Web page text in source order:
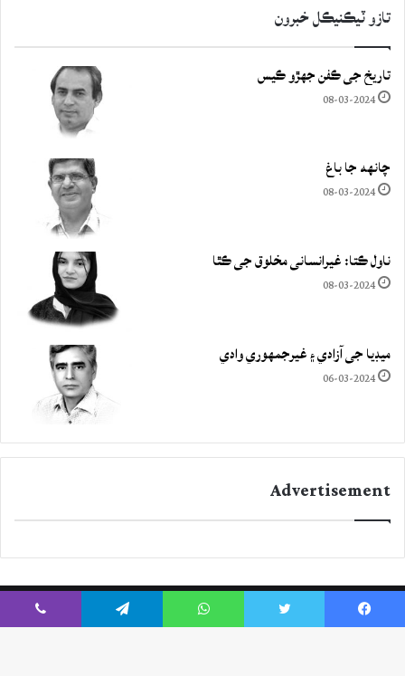
تازو ٽيڪنيڪل خبرون
تاريخ جي ڪفن جھڙو ڪيس
08-03-2024
چانهه جا باغ
08-03-2024
ناول ڪتا: غيرانساني مخلوق جي ڪٿا
08-03-2024
ميڊيا جي آزادي ۽ غيرجمھوري وادي
06-03-2024
Advertisement
Facebook
Twitter
YouTube
Instagram Facebook
Twitter
WhatsApp
Telegram
Viber